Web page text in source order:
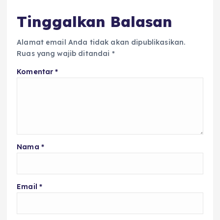
Tinggalkan Balasan
Alamat email Anda tidak akan dipublikasikan.
Ruas yang wajib ditandai *
Komentar*
Nama *
Email *